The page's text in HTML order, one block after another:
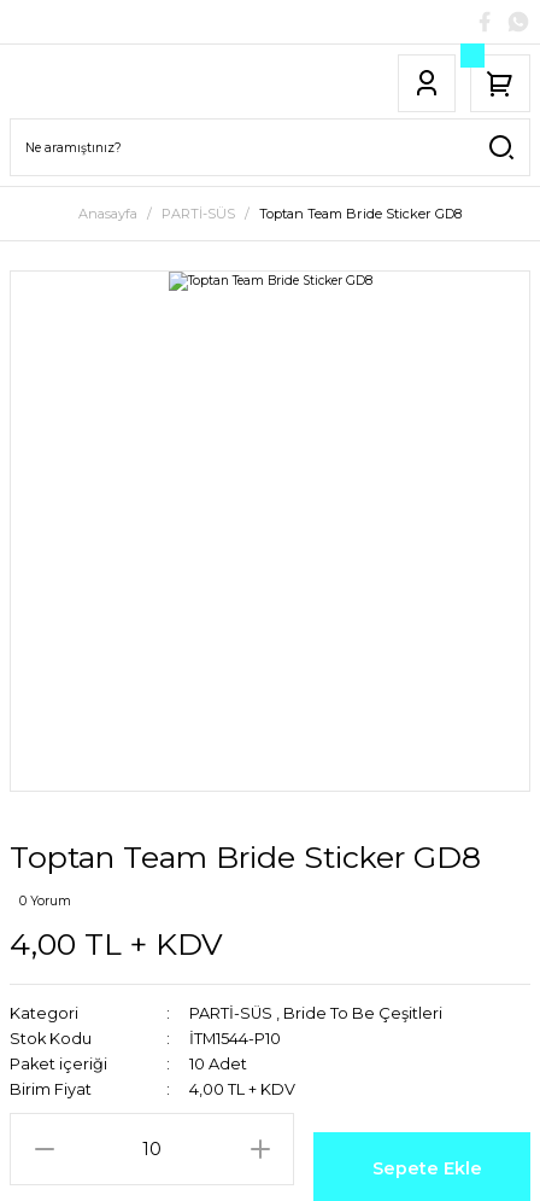
Anasayfa PARTİ-SÜS Toptan Team Bride Sticker GD8
Toptan Team Bride Sticker GD8
0 Yorum
4,00 TL + KDV
Kategori PARTİ-SÜS , Bride To Be Çeşitleri
Stok Kodu
İTM1544-P10
Paket içeriği
10 Adet
Birim Fiyat
4,00 TL + KDV
Sepete Ekle